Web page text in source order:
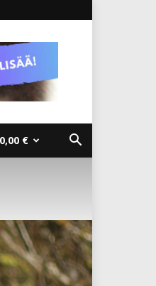
0,00 €